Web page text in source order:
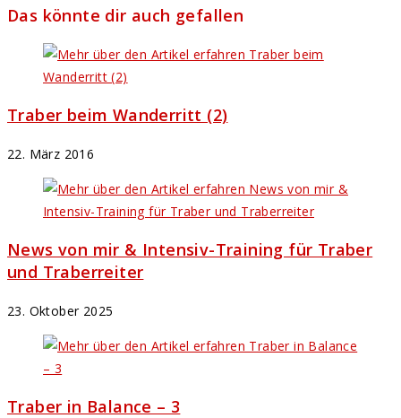
Das könnte dir auch gefallen
Traber beim Wanderritt (2)
22. März 2016
News von mir & Intensiv-Training für Traber
und Traberreiter
23. Oktober 2025
Traber in Balance – 3